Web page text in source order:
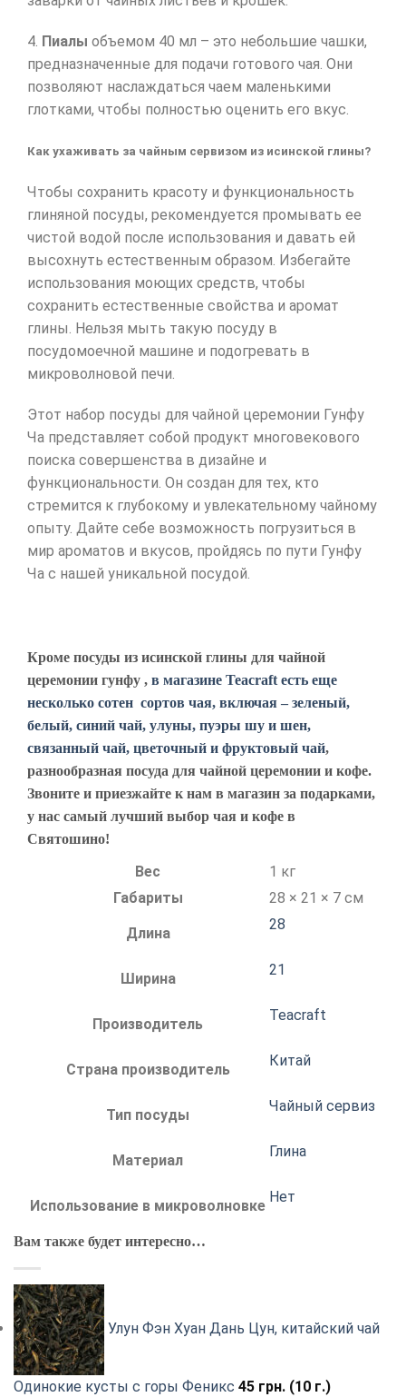
4. Пиалы объемом 40 мл – это небольшие чашки,
предназначенные для подачи готового чая. Они
позволяют наслаждаться чаем маленькими
глотками, чтобы полностью оценить его вкус.
Как ухаживать за чайным сервизом из исинской глины?
Чтобы сохранить красоту и функциональность
глиняной посуды, рекомендуется промывать ее
чистой водой после использования и давать ей
высохнуть естественным образом. Избегайте
использования моющих средств, чтобы
сохранить естественные свойства и аромат
глины. Нельзя мыть такую посуду в
посудомоечной машине и подогревать в
микроволновой печи.
Этот набор посуды для чайной церемонии Гунфу
Ча представляет собой продукт многовекового
поиска совершенства в дизайне и
функциональности. Он создан для тех, кто
стремится к глубокому и увлекательному чайному
опыту. Дайте себе возможность погрузиться в
мир ароматов и вкусов, пройдясь по пути Гунфу
Ча с нашей уникальной посудой.
Кроме посуды из исинской глины для чайной
церемонии гунфу , в магазине Teacraft есть еще
несколько сотен сортов чая, включая – зеленый,
белый, синий чай, улуны, пуэры шу и шен,
связанный чай, цветочный и фруктовый чай,
разнообразная посуда для чайной церемонии и кофе.
Звоните и приезжайте к нам в магазин за подарками,
у нас самый лучший выбор чая и кофе в
Святошино!
Вес
1 кг
Габариты
28 × 21 × 7 см
Длина
28
Ширина
21
Производитель
Teacraft
Страна производитель
Китай
Тип посуды
Чайный сервиз
Материал
Глина
Использование в микроволновке
Нет
Вам также будет интересно…
Улун Фэн Хуан Дань Цун, китайский чай
Одинокие кусты с горы Феникс 45 грн. (10 г.)